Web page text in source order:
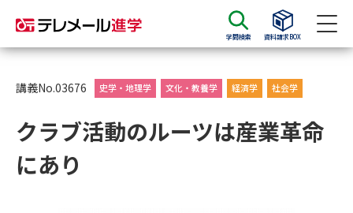
学問検索 資料請求BOX
資料請求 資料検索
大学・短大の資料種類から請求
講義No.03676 史学・地理学 文化・教養学 経済学 社会学
クラブ活動のルーツは産業革命
にあり